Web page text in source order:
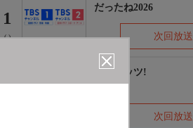
1
(-)
だったね2026
次回放送
ナウヒッツ!
次回放送